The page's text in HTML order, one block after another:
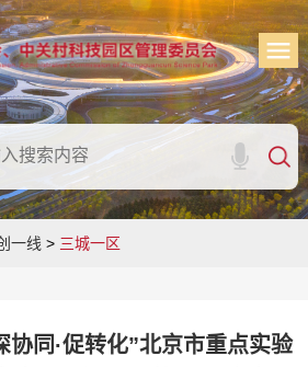
一线 > 三城一区
协同·促转化”北京市重点实验